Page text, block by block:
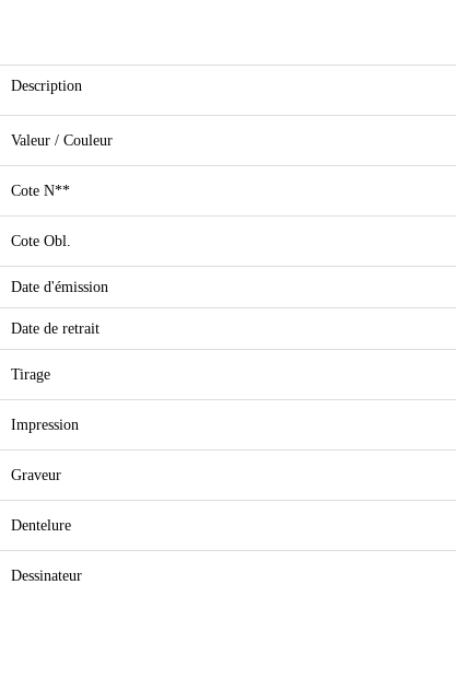
Description
Valeur / Couleur
Cote N**
Cote Obl.
Date d'émission
Date de retrait
Tirage
Impression
Graveur
Dentelure
Dessinateur